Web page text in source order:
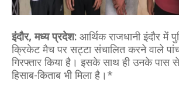
इंदौर, मध्य प्रदेश: आर्थिक राजधानी इंदौर में
क्रिकेट मैच पर सट्टा संचालित करने वाले पांच
गिरफ्तार किया है। इसके साथ ही उनके पास
हिसाब-किताब भी मिला है।*